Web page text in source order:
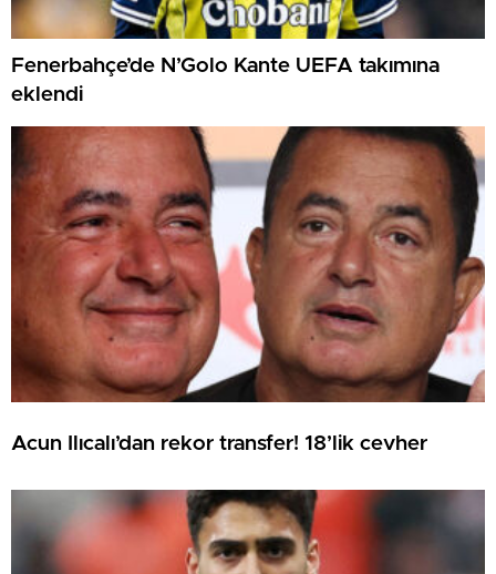
Fenerbahçe’de N’Golo Kante UEFA takımına
eklendi
Acun Ilıcalı’dan rekor transfer! 18’lik cevher